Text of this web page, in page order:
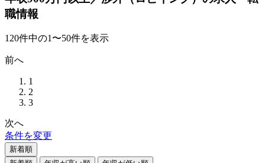
職情報
120件中の1〜50件を表示
前へ
1
2
3
次へ
条件を変更
新着順